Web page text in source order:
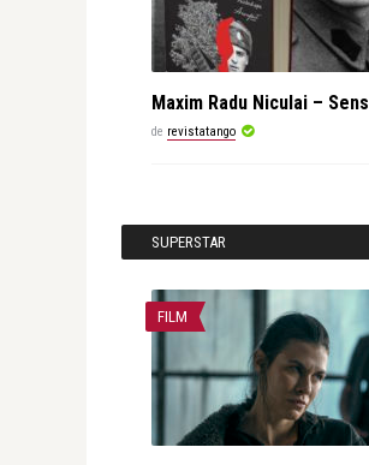
Maxim Radu Niculai – Sens
de revistatango
SUPERSTAR
FILM